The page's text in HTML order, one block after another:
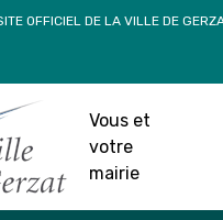
OFFICIEL DE LA VILLE DE
Vous et
votre
mairie